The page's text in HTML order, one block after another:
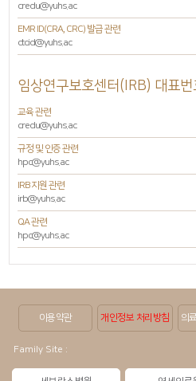
credu@yuhs.ac
EMR ID(CRA, CRC) 발급 관련
ctcid@yuhs.ac
임상연구보호센터(IRB) 대표번
교육 관련
credu@yuhs.ac
규정 및 인증 관련
hpc@yuhs.ac
IRB 지원 관련
irb@yuhs.ac
QA 관련
hpc@yuhs.ac
이용약관 개인정보 처리방침 의
Family Site :